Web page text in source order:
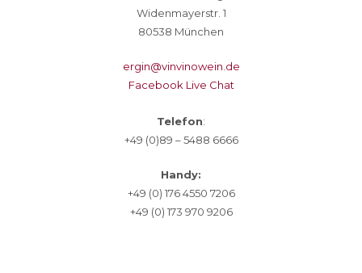
Widenmayerstr. 1
80538 München
ergin@vinvinowein.de
Facebook Live Chat
Telefon:
+49 (0)89 – 5488 6666
Handy:
+49 (0) 176 4550 7206
+49 (0) 173 970 9206